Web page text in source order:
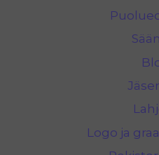
Logo ja